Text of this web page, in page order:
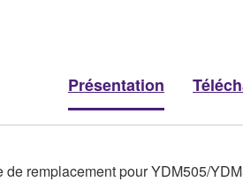
Présentation
de remplacement pour YDM505/